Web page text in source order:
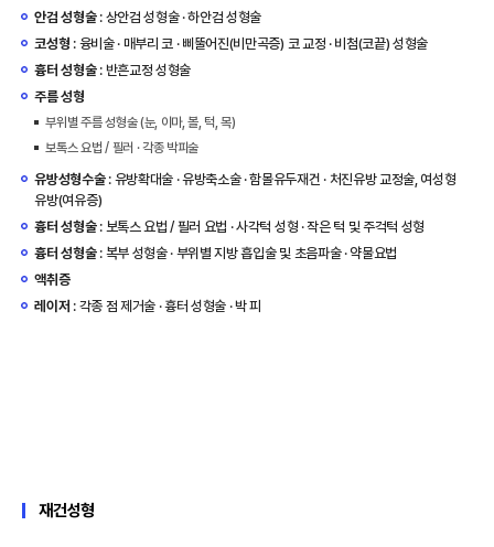
안검 성형술: 상안검 성형술 · 하안검 성형술
코성형 : 융비술 · 매부리 코 · 삐뚤어진(비만곡증) 코 교정 · 비첨(코끝) 성형술
흉터 성형술: 반흔교정 성형술
주름 성형
부위별 주름 성형술 (눈, 이마, 볼, 턱, 목)
보톡스 요법 / 필러 · 각종 박피술
유방성형수술: 유방확대술 · 유방축소술 · 함몰유두재건 · 처진유방 교정술, 여성형
유방(여유증)
흉터 성형술: 보톡스 요법 / 필러 요법 · 사각턱 성형 · 작은 턱 및 주걱턱 성형
흉터 성형술: 복부 성형술 · 부위별 지방 흡입술 및 초음파술 · 약물요법
액취증
레이저 : 각종 점 제거술 · 흉터 성형술 · 박 피
재건성형